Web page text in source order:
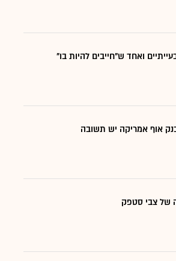
אוף אמריקה יש תשובה
של צבי סטפק